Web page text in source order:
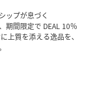
ップが息づく
期間限定で DEAL 10％
上質を添える逸品を、